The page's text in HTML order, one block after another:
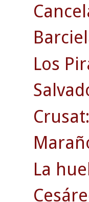
Los
La